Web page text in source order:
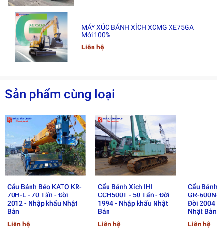
Chiều cao nâng tối đa
Mô-men nâng lớn nhất
Khối lượng đối trọng
3,5 tấn
3. Hệ Thống Di Chuyển &
Hiệu Suất
Hạng mục
Tiêu chuẩn khí thải
Euro 3 / Euro 5
Tốc độ di chuyển tối đa
85 km/h
Khả năng leo dốc
40%
4. Ưu Điểm Nổi Bật
Cần nâng dài – phù hợp thi công các công trình yêu
cầu chiều cao lớn
Mô-men nâng lớn – đảm bảo độ ổn định và an toàn
MÁY XÚC BÁNH XÍCH XCMG XE75GA
Mới 100%
Liên hệ
Sản phẩm cùng loại
Cẩu Bánh Béo KATO KR-
70H-L - 70 Tấn - Đời
2012 - Nhập khẩu Nhật
Bản
Liên hệ
Cẩu Bánh Xích IHI
CCH500T - 50 Tấn - Đời
1994 - Nhập khẩu Nhật
Bản
Liên hệ
Cẩu
GR-
Đời 2004
Nhật Bản
Liên hệ